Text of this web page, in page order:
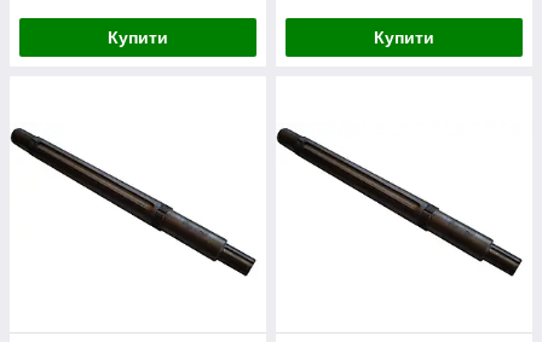
Купити Купити